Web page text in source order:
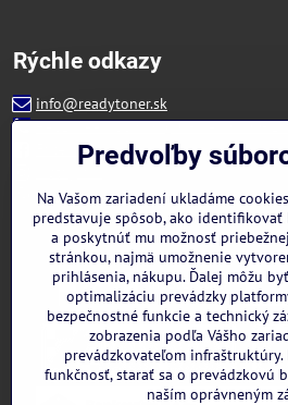
Rýchle odkazy
info@readytoner.sk
+421 944 322 536 (PO-PIA: 09:00-
Facebook
WhatsApp
Predvoľby
Na Vašom zariadení ukladáme
predstavuje spôsob, ako
a poskytnúť mu možnosť
stránkou, najmä umožnenie
prihlásenia, nákupu. Ďalej môžu
optimalizáciu prevádzky
bezpečnostné funkcie a technický
zobrazenia podľa Vášho
prevádzkovateľom infraštruktúry.
funkčnosť, starať sa o prevádzkovú
naším oprávneným